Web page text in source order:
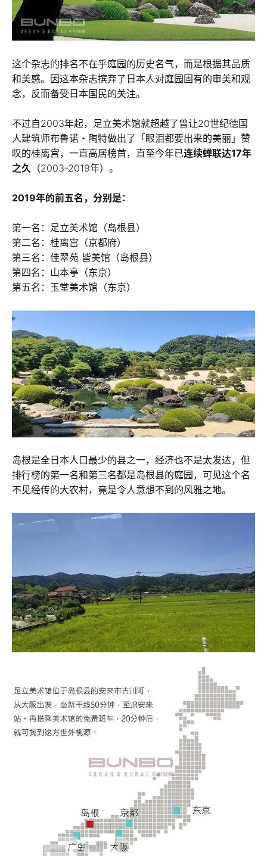
这个杂志的排名不在乎庭园的历史名气，而是根据其品质
和美感。因这本杂志摈弃了日本人对庭园固有的审美和观
念，反而备受日本国民的关注。
不过自2003年起，足立美术馆就超越了曾让20世纪德国
人建筑师布鲁诺・陶特做出了「眼泪都要出来的美丽」赞
叹的桂离宫，一直高居榜首，直至今年已连续蝉联达17年
之久 （2003-2019年）。
2019年的前五名，分别是：
第一名：足立美术馆（岛根县）
第二名：桂离宫（京都府）
第三名：佳翠苑 皆美馆（岛根县）
第四名：山本亭（东京）
第五名：玉堂美术馆（东京）
岛根是全日本人口最少的县之一，经济也不是太发达，但
排行榜的第一名和第三名都是岛根县的庭园，可见这个名
不见经传的大农村，竟是令人意想不到的风雅之地。